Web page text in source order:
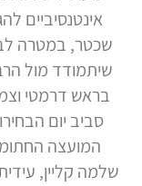
אינטנסיביים
שכטר, במטרה
שיתמודד מול
בראש דרמטי
סביב יום
המועצה
שלמה קליין,